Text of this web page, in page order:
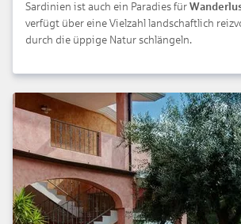
Sardinien ist auch ein Paradies für
verfügt über eine Vielzahl landschaftlich
durch die üppige Natur schlängeln.